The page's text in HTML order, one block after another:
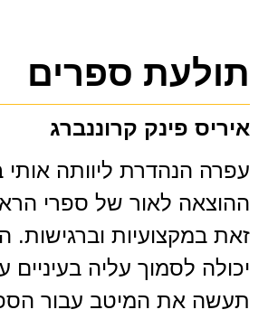
תולעת ספרים
איריס פינק קרוננברג
עפרה הנהדרת ליוותה אותי
ההוצאה לאור של ספרי
זאת במקצועיות וברגישות.
יכולה לסמוך עליה בעיניים
תעשה את המיטב עבור